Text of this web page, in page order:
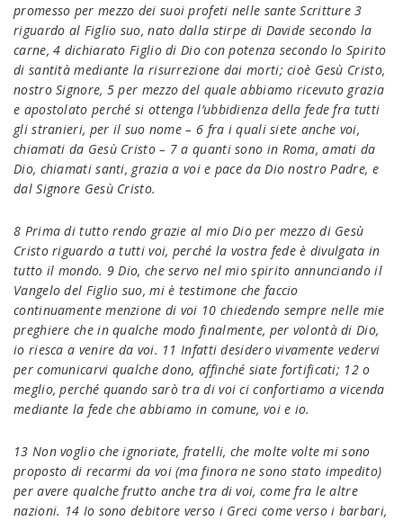
promesso per mezzo dei suoi profeti nelle sante Scritture 3
riguardo al Figlio suo, nato dalla stirpe di Davide secondo la
carne, 4 dichiarato Figlio di Dio con potenza secondo lo Spirito
di santità mediante la risurrezione dai morti; cioè Gesù Cristo,
nostro Signore, 5 per mezzo del quale abbiamo ricevuto grazia
e apostolato perché si ottenga l’ubbidienza della fede fra tutti
gli stranieri, per il suo nome – 6 fra i quali siete anche voi,
chiamati da Gesù Cristo – 7 a quanti sono in Roma, amati da
Dio, chiamati santi, grazia a voi e pace da Dio nostro Padre, e
dal Signore Gesù Cristo.
8 Prima di tutto rendo grazie al mio Dio per mezzo di Gesù
Cristo riguardo a tutti voi, perché la vostra fede è divulgata in
tutto il mondo. 9 Dio, che servo nel mio spirito annunciando il
Vangelo del Figlio suo, mi è testimone che faccio
continuamente menzione di voi 10 chiedendo sempre nelle mie
preghiere che in qualche modo finalmente, per volontà di Dio,
io riesca a venire da voi. 11 Infatti desidero vivamente vedervi
per comunicarvi qualche dono, affinché siate fortificati; 12 o
meglio, perché quando sarò tra di voi ci confortiamo a vicenda
mediante la fede che abbiamo in comune, voi e io.
13 Non voglio che ignoriate, fratelli, che molte volte mi sono
proposto di recarmi da voi (ma finora ne sono stato impedito)
per avere qualche frutto anche tra di voi, come fra le altre
nazioni. 14 Io sono debitore verso i Greci come verso i barbari,